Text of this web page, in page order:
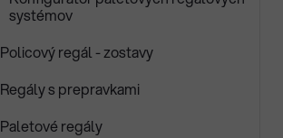
systémov
Policový regál - zostavy
Regály s prepravkami
Paletové regály